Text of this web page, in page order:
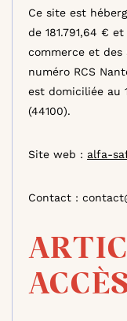
Ce site est
de 181.791,64 €
commerce et des
numéro RCS
est domiciliée au
(44100).
Site web : alfa-
Contact :